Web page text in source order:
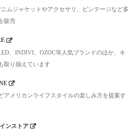
ムジャケットやアクセサリ、ビンテージなど多
販売
、INDIVI、OZOC等人気ブランドのほか、キ
取り揃えています
アメリカンライフスタイルの楽しみ方を提案す
ンストア